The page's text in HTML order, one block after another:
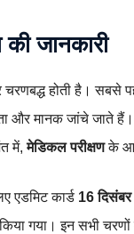
की जानकारी
होती है। सबसे
और मानक जांचे जाते
में,मेडिकल परीक्षणके
एडमिट कार्ड 16
गया। इन सभी